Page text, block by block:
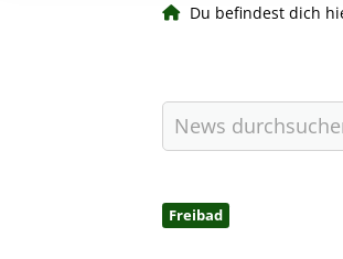
Du befindest dich
Freibad